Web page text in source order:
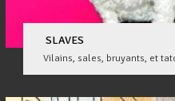
SLAVES
Vilains, sales, bruyants, et